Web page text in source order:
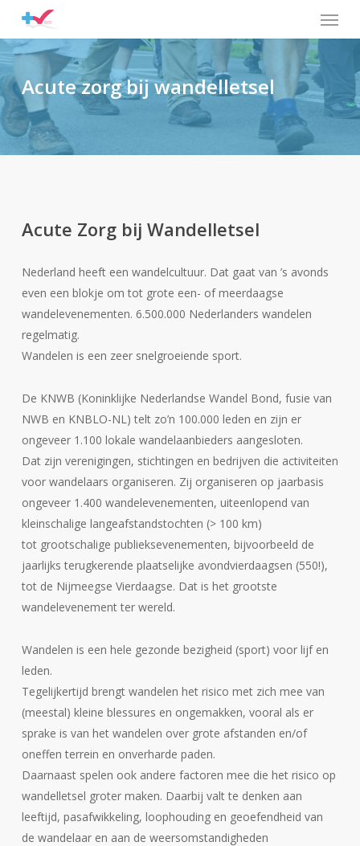
main
content
Menu
Acute zorg bij wandelletsel
Acute Zorg bij Wandelletsel
Nederland heeft een wandelcultuur. Dat gaat van ’s avonds
even een blokje om tot grote een- of meerdaagse
wandelevenementen. 6.500.000 Nederlanders wandelen
regelmatig.
Wandelen is een zeer snelgroeiende sport.
De KNWB (Koninklijke Nederlandse Wandel Bond, fusie van
NWB en KNBLO-NL) telt zo’n 100.000 leden en zijn er
ongeveer 1.100 lokale wandelaanbieders aangesloten.
Dat zijn verenigingen, stichtingen en bedrijven die activiteiten
voor wandelaars organiseren. Zij organiseren op jaarbasis
ongeveer 1.400 wandelevenementen, uiteenlopend van
kleinschalige langeafstandstochten (> 100 km)
tot grootschalige publieksevenementen, bijvoorbeeld de
jaarlijks terugkerende plaatselijke avondvierdaagsen (550!),
tot de Nijmeegse Vierdaagse. Dat is het grootste
wandelevenement ter wereld.
Wandelen is een hele gezonde bezigheid (sport) voor lijf en
leden.
Tegelijkertijd brengt wandelen het risico met zich mee van
(meestal) kleine blessures en ongemakken, vooral als er
sprake is van het wandelen over grote afstanden en/of
oneffen terrein en onverharde paden.
Daarnaast spelen ook andere factoren mee die het risico op
wandelletsel groter maken. Daarbij valt te denken aan
leeftijd, pasafwikkeling, loophouding en geoefendheid van
de wandelaar en aan de weersomstandigheden